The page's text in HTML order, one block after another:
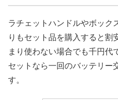
ラチェットハンドルやボック
りもセット品を購入すると割
まり使わない場合でも千円代
セットなら一回のバッテリー
す。